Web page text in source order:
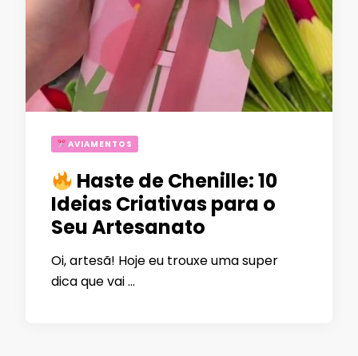
AVIAMENTOS
Haste de Chenille: 10
Ideias Criativas para o
Seu Artesanato
Oi, artesã! Hoje eu trouxe uma super
dica que vai …